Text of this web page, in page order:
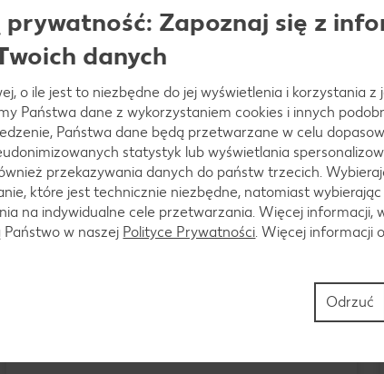
prywatność: Zapoznaj się z
danych
o ile jest to niezbędne do jej wyświetlenia i korzystania z
Państwa dane z wykorzystaniem cookies i innych
Państwa dane będą przetwarzane w celu
statystyk lub wyświetlania
przekazywania danych do państw trzecich.
które jest technicznie niezbędne, natomiast wybierając
na indywidualne cele przetwarzania. Więcej informacji,
w naszej Polityce Prywatności. Więcej informacji
Odrzuć